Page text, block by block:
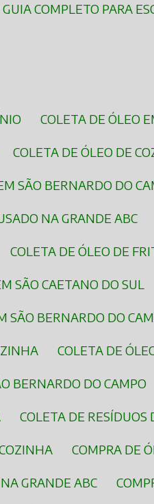
COMPLETO PARA
COLETA DE ÓLEO
COLETA DE ÓLEO DE
SÃO BERNARDO DO
NA GRANDE ABC
COLETA DE ÓLEO DE
SÃO CAETANO DO SUL
SÃO BERNARDO DO
COLETA DE
BERNARDO DO CAMPO
COLETA DE
COMPRA DE
GRANDE ABC